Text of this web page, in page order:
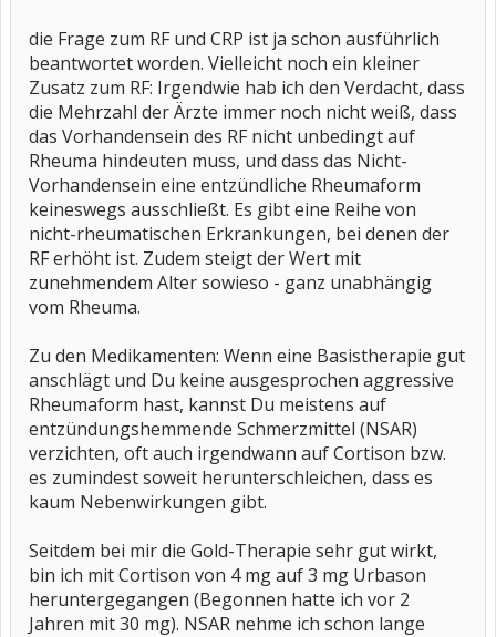
die Frage zum RF und CRP ist ja schon ausführlich
beantwortet worden. Vielleicht noch ein kleiner
Zusatz zum RF: Irgendwie hab ich den Verdacht, dass
die Mehrzahl der Ärzte immer noch nicht weiß, dass
das Vorhandensein des RF nicht unbedingt auf
Rheuma hindeuten muss, und dass das Nicht-
Vorhandensein eine entzündliche Rheumaform
keineswegs ausschließt. Es gibt eine Reihe von
nicht-rheumatischen Erkrankungen, bei denen der
RF erhöht ist. Zudem steigt der Wert mit
zunehmendem Alter sowieso - ganz unabhängig
vom Rheuma.
Zu den Medikamenten: Wenn eine Basistherapie gut
anschlägt und Du keine ausgesprochen aggressive
Rheumaform hast, kannst Du meistens auf
entzündungshemmende Schmerzmittel (NSAR)
verzichten, oft auch irgendwann auf Cortison bzw.
es zumindest soweit herunterschleichen, dass es
kaum Nebenwirkungen gibt.
Seitdem bei mir die Gold-Therapie sehr gut wirkt,
bin ich mit Cortison von 4 mg auf 3 mg Urbason
heruntergegangen (Begonnen hatte ich vor 2
Jahren mit 30 mg). NSAR nehme ich schon lange